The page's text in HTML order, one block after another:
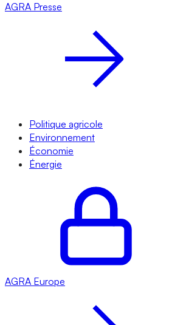
AGRA Presse
Politique agricole
Environnement
Économie
Énergie
AGRA Europe